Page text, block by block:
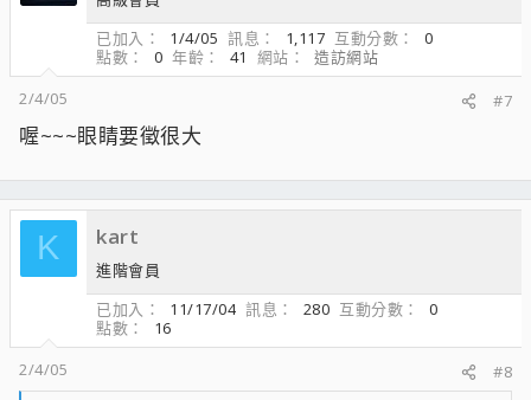
已加入
1/4/05 訊息 1,117 互動分數
0
點數
0 年齡 41 網站
造訪網站
2/4/05
#7
喔~~~眼睛要徵很大
K kart
進階會員
已加入
11/17/04 訊息 280 互動分數
0
點數
16
2/4/05
#8